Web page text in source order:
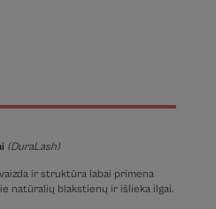
(DuraLash)
ir struktūra labai primena
natūralių blakstienų ir išlieka ilgai.